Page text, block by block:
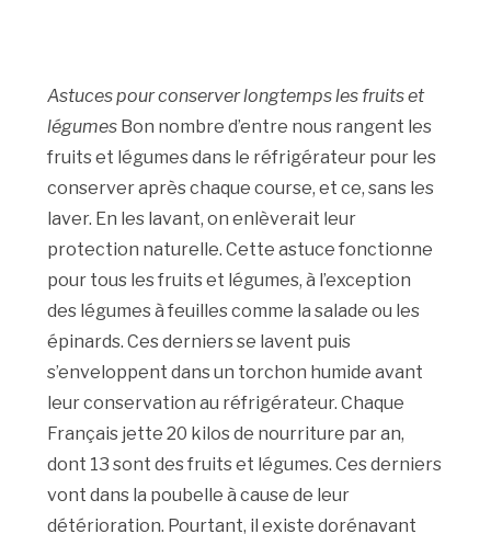
Astuces pour conserver longtemps les fruits et
légumes Bon nombre d’entre nous rangent les
fruits et légumes dans le réfrigérateur pour les
conserver après chaque course, et ce, sans les
laver. En les lavant, on enlèverait leur
protection naturelle. Cette astuce fonctionne
pour tous les fruits et légumes, à l’exception
des légumes à feuilles comme la salade ou les
épinards. Ces derniers se lavent puis
s’enveloppent dans un torchon humide avant
leur conservation au réfrigérateur. Chaque
Français jette 20 kilos de nourriture par an,
dont 13 sont des fruits et légumes. Ces derniers
vont dans la poubelle à cause de leur
détérioration. Pourtant, il existe dorénavant